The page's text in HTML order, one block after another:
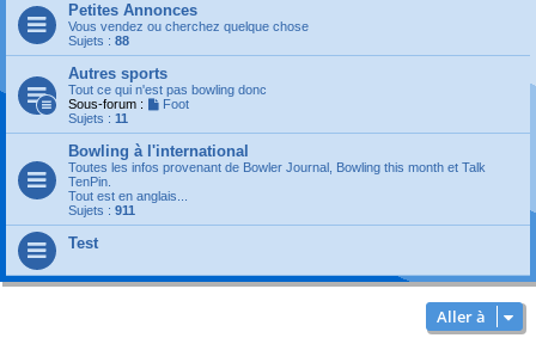
Petites Annonces
Vous vendez ou cherchez quelque chose
Sujets : 88
Autres sports
Tout ce qui n'est pas bowling donc
Sous-forum :
Foot
Sujets : 11
Bowling à l'international
Toutes les infos provenant de Bowler Journal, Bowling this month et Talk
TenPin.
Tout est en anglais...
Sujets : 911
Test
Aller à